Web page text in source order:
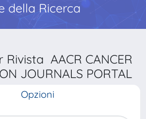
della Ricerca
Rivista AACR CANCER
JOURNALS PORTAL
Opzioni